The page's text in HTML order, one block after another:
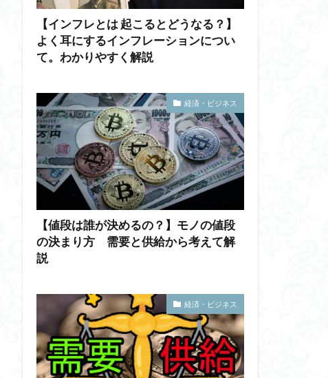
【インフレとは 起こるとどうなる？】
よく耳にするインフレーションについ
て。わかりやすく解説
経済・ビジネス
【値段は誰が決めるの？】モノの値段
の決まり方 需要と供給から考えて解
説
経済・ビジネス